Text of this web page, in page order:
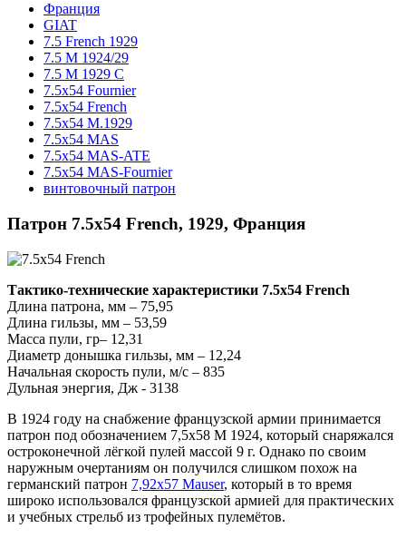
Франция
GIAT
7.5 French 1929
7.5 M 1924/29
7.5 M 1929 C
7.5x54 Fournier
7.5x54 French
7.5x54 M.1929
7.5x54 MAS
7.5x54 MAS-ATE
7.5x54 MAS-Fournier
винтовочный патрон
Патрон 7.5x54 French, 1929, Франция
Тактико-технические характеристики 7.5x54 French
Длина патрона, мм – 75,95
Длина гильзы, мм – 53,59
Масса пули, гр– 12,31
Диаметр донышка гильзы, мм – 12,24
Начальная скорость пули, м/с – 835
Дульная энергия, Дж - 3138
В 1924 году на снабжение французской армии принимается
патрон под обозначением 7,5x58 М 1924, который снаряжался
остроконечной лёгкой пулей массой 9 г. Однако по своим
наружным очертаниям он получился слишком похож на
германский патрон 7,92x57 Mauser, который в то время
широко использовался французской армией для практических
и учебных стрельб из трофейных пулемётов.